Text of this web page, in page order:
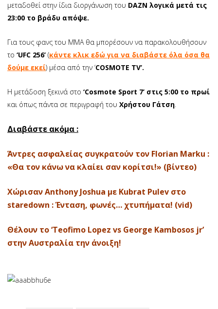
μεταδοθεί στην ίδια διοργάνωση του DAZN λογικά μετά τις
23:00 το βράδυ απόψε.
Για τους φανς του ΜΜΑ θα μπορέσουν να παρακολουθήσουν
το ‘UFC 256’ (κάντε κλικ εδώ για να διαβάστε όλα όσα θα
δούμε εκεί) μέσα από την ‘COSMOTE TV’.
Η μετάδοση ξεκινά στο ‘Cosmote Sport 7’ στις 5:00 το πρωί
και όπως πάντα σε περιγραφή του Χρήστου Γάτση.
Διαβάστε ακόμα :
Άντρες ασφαλείας συγκρατούν τον Florian Marku :
«Θα τον κάνω να κλαίει σαν κορίτσι!» (βίντεο)
Χώρισαν Anthony Joshua με Kubrat Pulev στο
staredown : Ένταση, φωνές… χτυπήματα! (vid)
Θέλουν το ‘Teofimo Lopez vs George Kambosos jr’
στην Αυστραλία την άνοιξη!